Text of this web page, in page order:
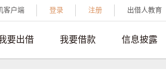
出借人教育
注册
登录
客户端
要出借 我要借款 信息披露